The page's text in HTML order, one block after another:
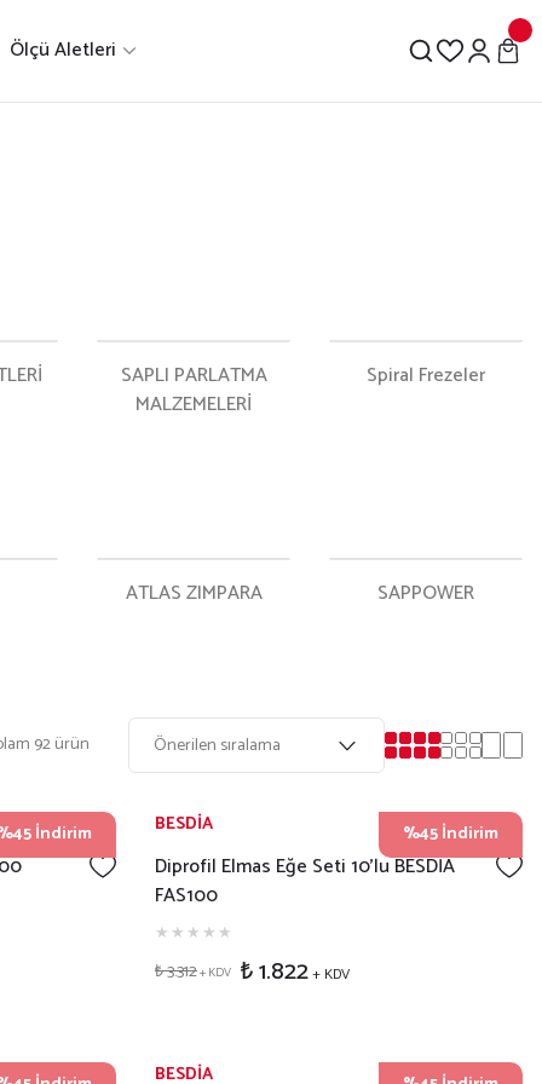
Ölçü Aletleri
SAPLI PARLATMA
MALZEMELERİ
Spiral Frezeler
ATLAS ZIMPARA SAPPOWER
92 ürün
İndirim %45 İndirim
BESDİA
Diprofil Elmas Eğe Seti 10'lu BESDİA
FAS100
₺ 3.312+ KDV ₺ 1.822+ KDV
BESDİA